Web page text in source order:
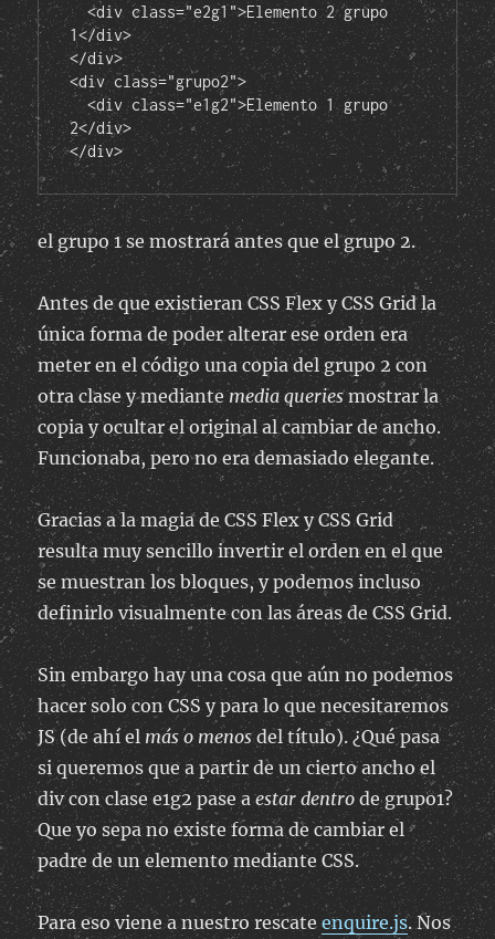
  <div class="e2g1">Elemento 2 grupo
1</div>
</div>
<div class="grupo2">
  <div class="e1g2">Elemento 1 grupo
2</div>
</div>
el grupo 1 se mostrará antes que el grupo 2.
Antes de que existieran CSS Flex y CSS Grid la
única forma de poder alterar ese orden era
meter en el código una copia del grupo 2 con
otra clase y mediantemedia queriesmostrar la
copia y ocultar el original al cambiar de ancho.
Funcionaba, pero no era demasiado elegante.
Gracias a la magia de CSS Flex y CSS Grid
resulta muy sencillo invertir el orden en el que
se muestran los bloques, y podemos incluso
definirlo visualmente con las áreas de CSS Grid.
Sin embargo hay una cosa que aún no podemos
hacer solo con CSS y para lo que necesitaremos
JS (de ahí el más o menosdel título). ¿Qué pasa
si queremos que a partir de un cierto ancho el
div con clase e1g2 pase aestar dentro de grupo1?
Que yo sepa no existe forma de cambiar el
padre de un elemento mediante CSS.
Para eso viene a nuestro rescateenquire.js. Nos